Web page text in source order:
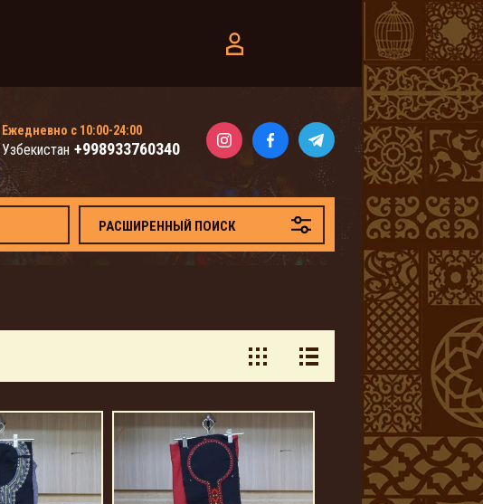
Ежедневно с 10:00-24:00
Узбекистан +998933760340
РАСШИРЕННЫЙ ПОИСК